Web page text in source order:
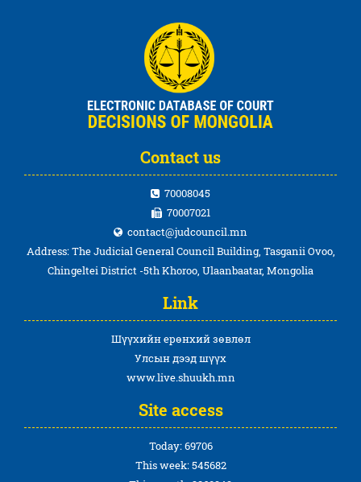
Contact us
70008045
70007021
contact@judcouncil.mn
Address: The Judicial General Council Building, Tasganii Ovoo,
Chingeltei District -5th Khoroo, Ulaanbaatar, Mongolia
Link
Шүүхийн ерөнхий зөвлөл
Улсын дээд шүүх
www.live.shuukh.mn
Site access
Today: 69706
This week: 545682